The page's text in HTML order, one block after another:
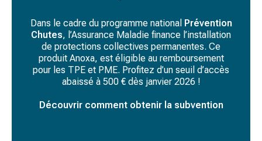
Dans le cadre du programme national Prévention
Chutes, l’Assurance Maladie finance l’installation
de protections collectives permanentes. Ce
produit Anoxa, est éligible au remboursement
pour les TPE et PME. Profitez d’un seuil d’accès
abaissé à 500 € dès janvier 2026 !
Découvrir comment obtenir la subvention